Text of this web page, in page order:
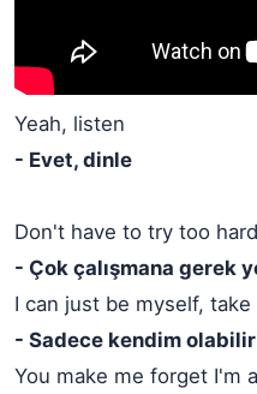
Yeah, listen
- Evet, dinle
Don't have to try too
- Çok çalışmana gerek
I can just be myself,
- Sadece kendim
You make me forget I'm